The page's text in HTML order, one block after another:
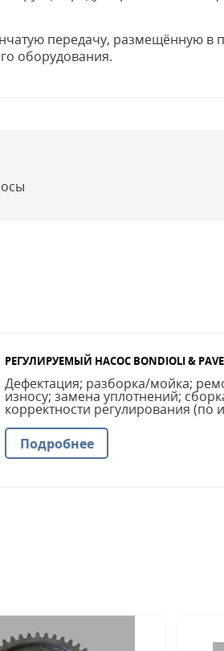
передачу, размещённую в
оборудования.
РЕГУЛИРУЕМЫЙ НАСОС BONDIOLI &
Дефектация; разборка/мойка;
износу; замена уплотнений;
корректности регулирования (по
Подробнее